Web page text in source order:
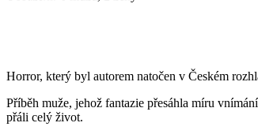
Horror, který byl autorem natočen v Českém
Příběh muže, jehož fantazie přesáhla míru
přáli celý život.